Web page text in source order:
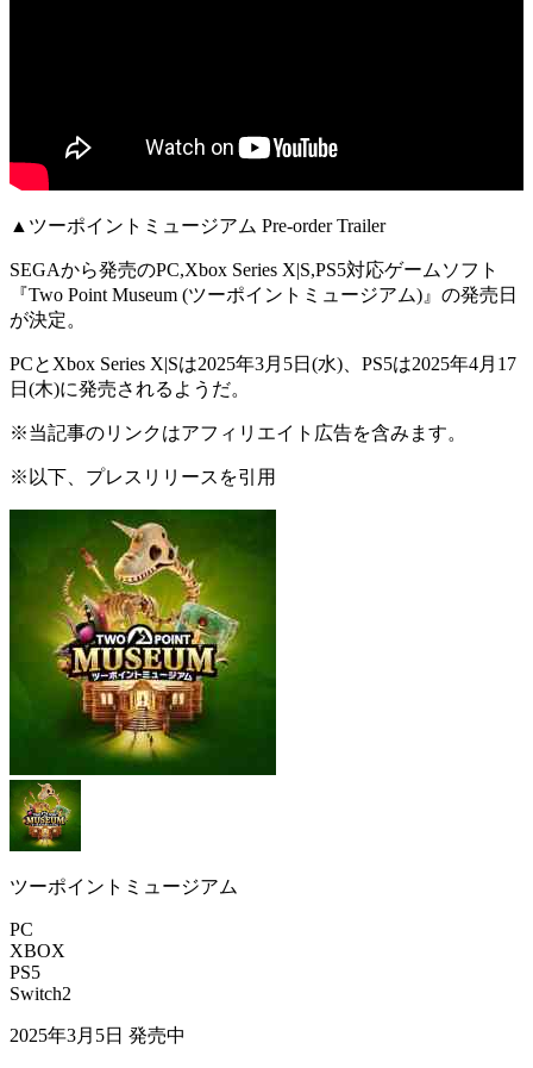
▲ツーポイントミュージアム Pre-order Trailer
SEGAから発売のPC,Xbox Series X|S,PS5対応ゲームソフト
『Two Point Museum (ツーポイントミュージアム)』 の発売日
が決定。
PCとXbox Series X|Sは2025年3月5日(水) 、PS5は2025年4月17
日(木)に発売されるようだ。
※当記事のリンクはアフィリエイト広告を含みます。
※以下、プレスリリースを引用
ツーポイントミュージアム
PC
XBOX
PS5
Switch2
2025年3月5日 発売中